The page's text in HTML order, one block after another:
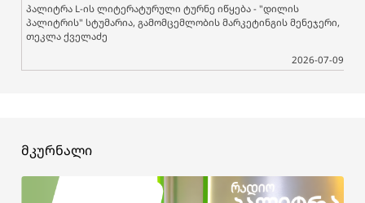
პალიტრა L-ის ლიტერატურული ტურნე იწყება - "დილის
პალიტრის" სტუმარია, გამომცემლობის მარკეტინგის მენეჯერი,
თეკლა ქველაძე
2026-07-09
მკურნალი